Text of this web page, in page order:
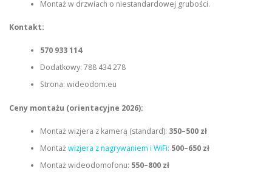
Montaż w drzwiach o niestandardowej grubości.
Kontakt:
570 933 114
Dodatkowy: 788 434 278
Strona: wideodom.eu
Ceny montażu (orientacyjne 2026):
Montaż wizjera z kamerą (standard): 350–500 zł
Montażwizjera z nagrywaniem i WiFi: 500–650 zł
Montaż wideodomofonu: 550–800 zł